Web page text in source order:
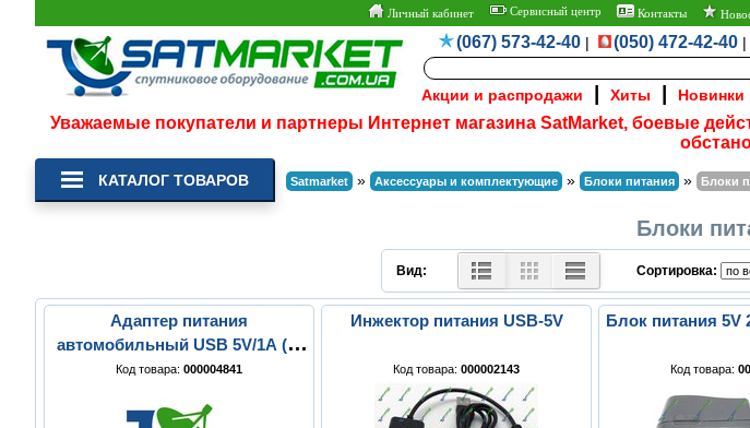
Личный кабинет Сервисный центр Контакты
(067) 573-42-40| (050) 472-42-40|
Акции и распродажи Хиты Новинки
Уважаемые покупатели и партнеры Интернет магазина SatMarket, боевые
КАТАЛОГ ТОВАРОВ Satmarket » Аксессуары и комплектующие » Блоки питания » Блоки
Блоки
Вид: Сортировка:
Адаптер питания
автомобильный USB 5V/1A (6-
0301W)
Код товара: 000004841
Инжектор питания USB-5V
Код товара: 000002143
Блок питания 5V
Код товара: